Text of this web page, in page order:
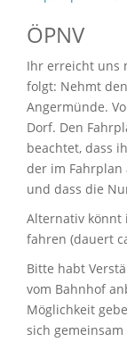
ÖPNV
Ihr erreicht uns
folgt: Nehmt
Angermünde.
Dorf. Den
beachtet, dass
der im
und dass die
Alternativ könnt
fahren (dauert
Bitte habt
vom Bahnhof
Möglichkeit
sich